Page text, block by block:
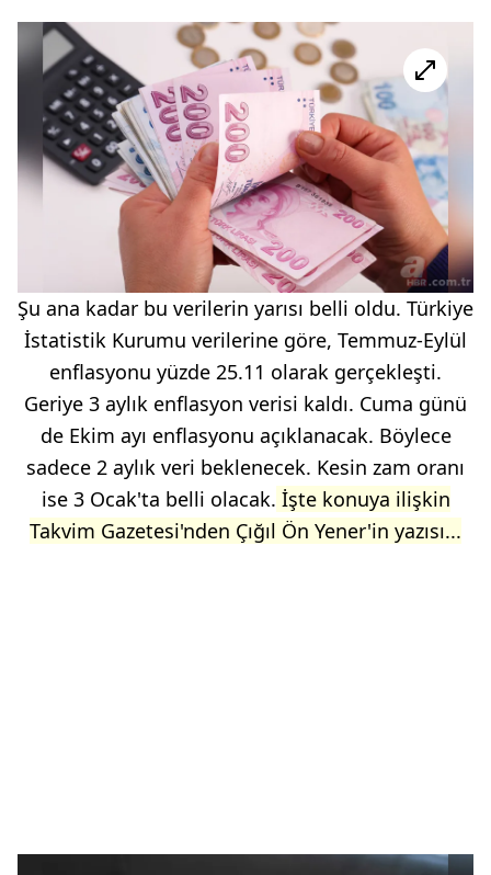
Şu ana kadar bu verilerin yarısı belli oldu. Türkiye
İstatistik Kurumu verilerine göre, Temmuz-Eylül
enflasyonu yüzde 25.11 olarak gerçekleşti.
Geriye 3 aylık enflasyon verisi kaldı. Cuma günü
de Ekim ayı enflasyonu açıklanacak. Böylece
sadece 2 aylık veri beklenecek. Kesin zam oranı
ise 3 Ocak'ta belli olacak. İşte konuya ilişkin
Takvim Gazetesi'nden Çığıl Ön Yener'in yazısı...